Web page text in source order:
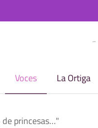
Voces La Ortiga
princesas…"